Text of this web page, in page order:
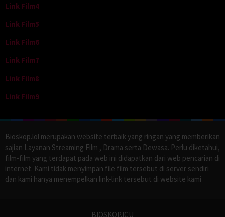
Link Film4
Link Film5
Link Film6
Link Film7
Link Film8
Link Film9
Bioskop.lol merupakan website terbaik yang ringan yang memberikan
sajian Layanan Streaming Film , Drama serta Dewasa. Perlu diketahui,
film-film yang terdapat pada web ini didapatkan dari web pencarian di
internet. Kami tidak menyimpan file film tersebut di server sendiri
dan kami hanya menempelkan link-link tersebut di website kami
BIOSKOP.ICU